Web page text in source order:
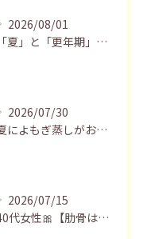
2026/08/01
「夏」と「更年期」の関係…おすすめの過ごし方🍃
2026/07/30
夏によもぎ蒸しがおすすめの理由✨
2026/07/15
40代女性🎀【肋骨はがし＋お腹瘦せマッサージ90分】